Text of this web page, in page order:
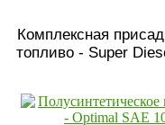
Комплексная
топливо - Super